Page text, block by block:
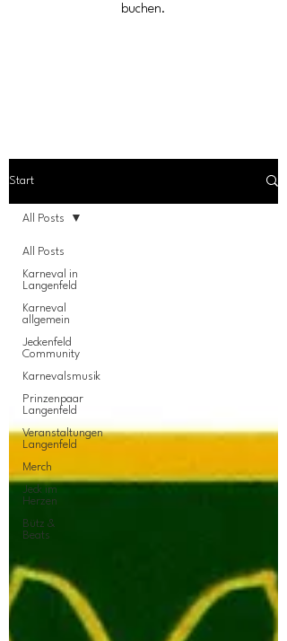
buchen.
Start
All Posts
Karneval in
Langenfeld
Karneval
allgemein
Jeckenfeld
Community
Karnevalsmusik
Prinzenpaar
Langenfeld
Veranstaltungen
Langenfeld
Merch
Jeck im
Herzen
Bütz &
Beats
All Posts